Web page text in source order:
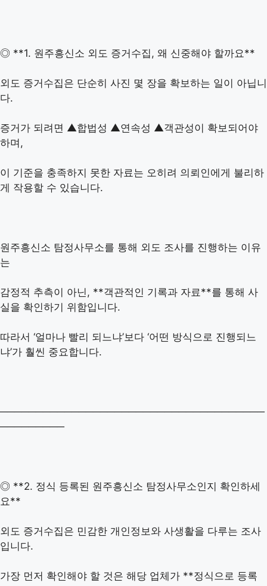
◎ **1. 원주흥신소 외도 증거수집, 왜 신중해야 할까요**
외도 증거수집은 단순히 사진 몇 장을 확보하는 일이 아닙니
다.
증거가 되려면 ▲합법성 ▲연속성 ▲객관성이 확보되어야
하며,
이 기준을 충족하지 못한 자료는 오히려 의뢰인에게 불리하
게 작용할 수 있습니다.
원주흥신소 탐정사무소를 통해 외도 조사를 진행하는 이유
는
감정적 추측이 아닌, **객관적인 기록과 자료**를 통해 사
실을 확인하기 위함입니다.
따라서 ‘얼마나 빨리 되느냐’보다 ‘어떤 방식으로 진행되느
냐’가 훨씬 중요합니다.
─────────────────────────────────────
─────────
◎ **2. 정식 등록된 원주흥신소 탐정사무소인지 확인하세
요**
외도 증거수집은 민감한 개인정보와 사생활을 다루는 조사
입니다.
가장 먼저 확인해야 할 것은 해당 업체가 **정식으로 등록